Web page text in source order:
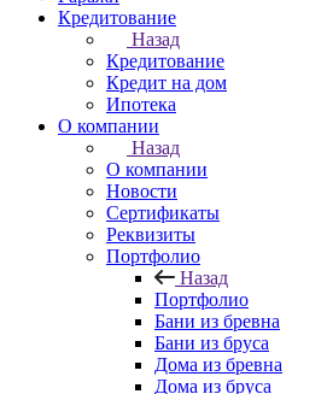
Кредитование
Назад
Кредитование
Кредит на дом
Ипотека
О компании
Назад
О компании
Новости
Сертификаты
Реквизиты
Портфолио
Назад
Портфолио
Бани из бревна
Бани из бруса
Дома из бревна
Дома из бруса